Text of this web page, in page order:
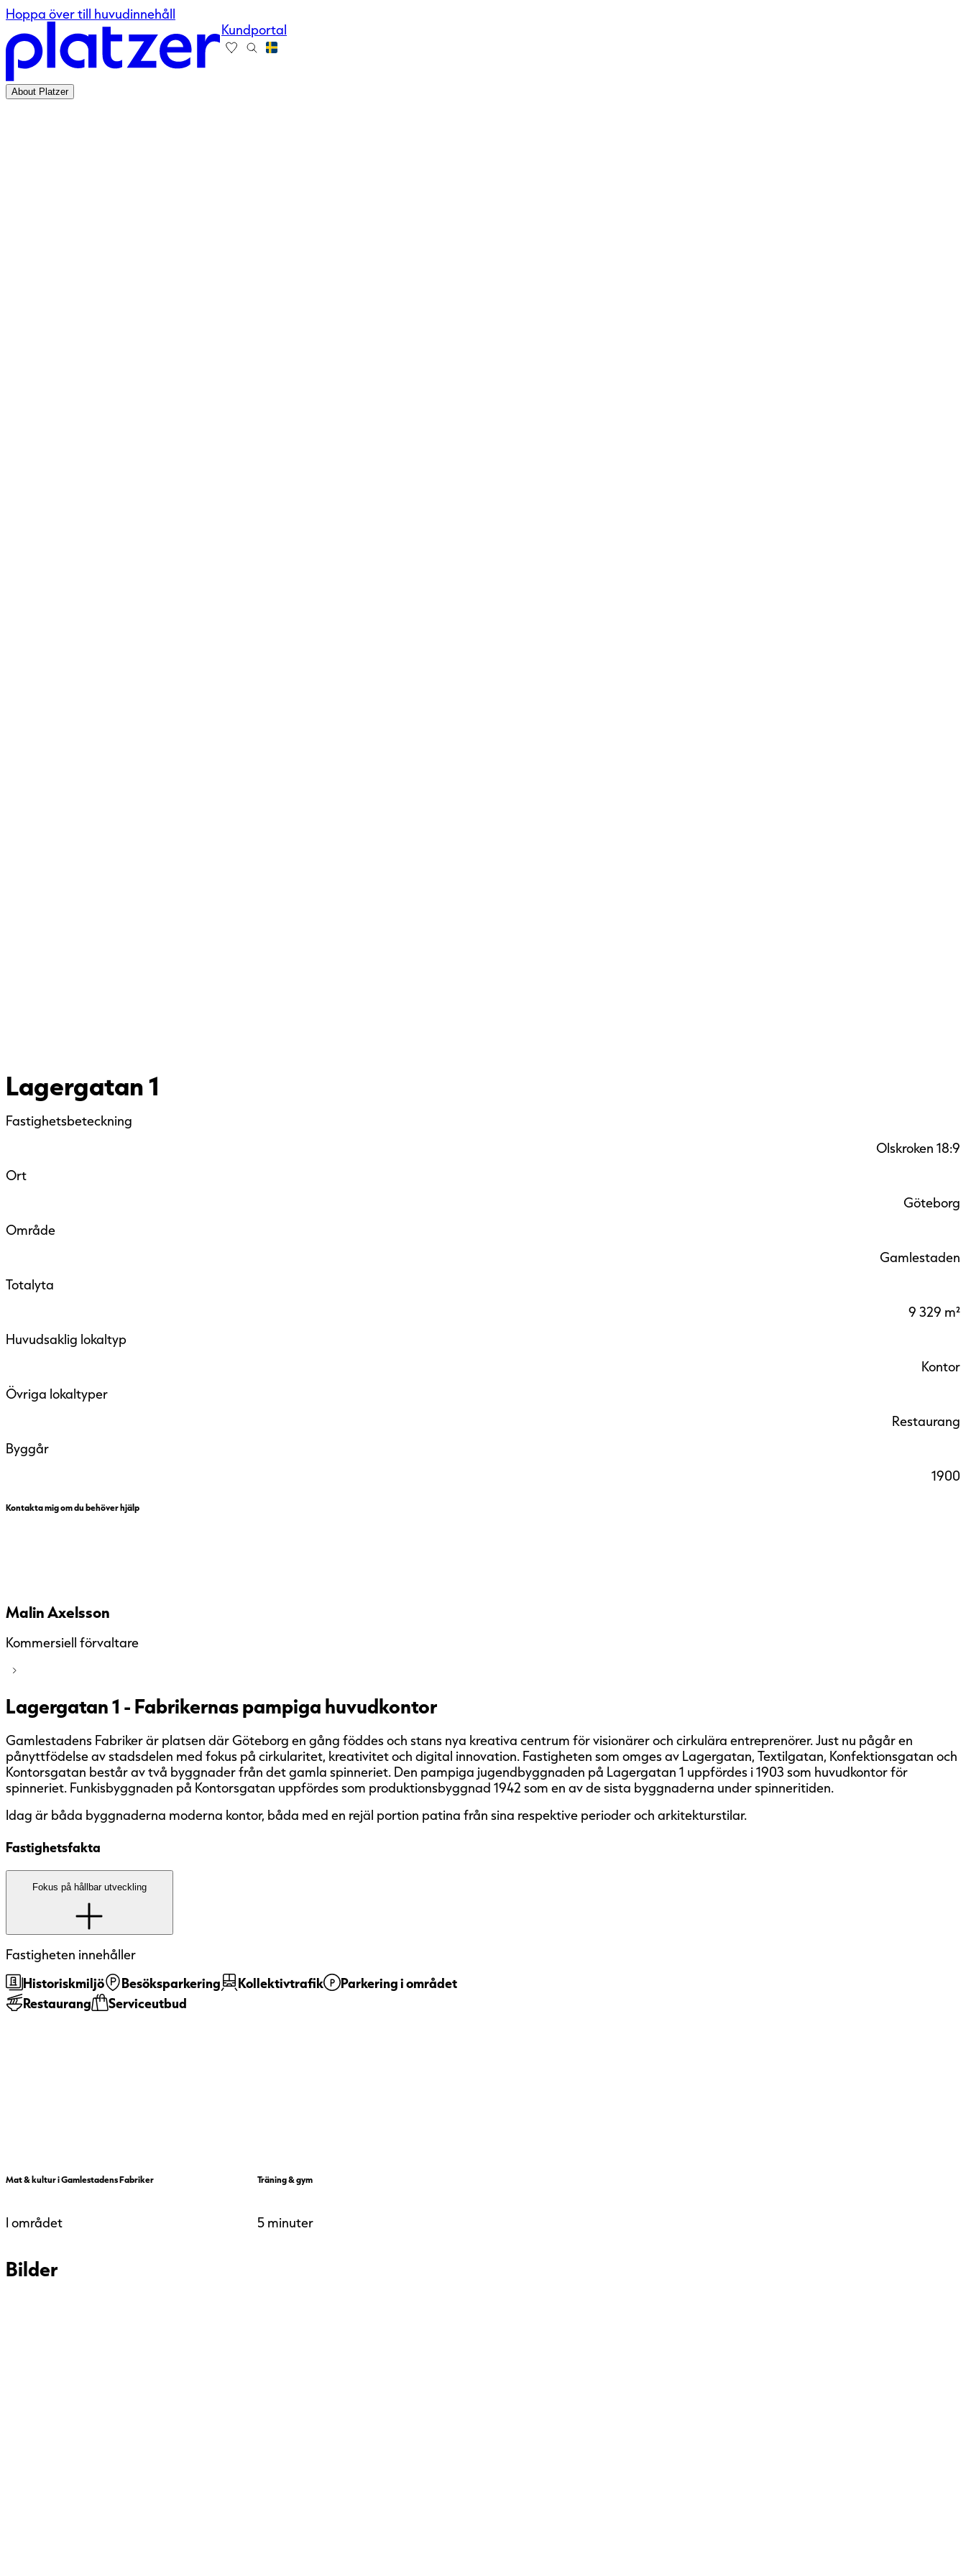
Hoppa över till huvudinnehåll
About Platzer
Kundportal
Lagergatan 1
Fastighetsbeteckning
Olskroken 18:9
Ort
Göteborg
Område
Gamlestaden
Totalyta
9 329 m²
Huvudsaklig lokaltyp
Kontor
Övriga lokaltyper
Restaurang
Byggår
1900
Kontakta mig om du behöver hjälp
Malin Axelsson
Kommersiell förvaltare
Lagergatan 1 - Fabrikernas pampiga huvudkontor
Gamlestadens Fabriker är platsen där Göteborg en gång föddes och stans nya kreativa centrum för visionärer och cirkulära entreprenörer. Just nu pågår en
pånyttfödelse av stadsdelen med fokus på cirkularitet, kreativitet och digital innovation. Fastigheten som omges av Lagergatan, Textilgatan, Konfektionsgatan och
Kontorsgatan består av två byggnader från det gamla spinneriet. Den pampiga jugendbyggnaden på Lagergatan 1 uppfördes i 1903 som huvudkontor för
spinneriet. Funkisbyggnaden på Kontorsgatan uppfördes som produktionsbyggnad 1942 som en av de sista byggnaderna under spinneritiden.
Idag är båda byggnaderna moderna kontor, båda med en rejäl portion patina från sina respektive perioder och arkitekturstilar.
Fastighetsfakta
Fokus på hållbar utveckling
miljöcertifieringssystemen.
miljöcertifierade.
Fastigheten innehåller
Historiskmiljö Besöksparkering Kollektivtrafik
Parkering i området
Restaurang
Serviceutbud
Mat & kultur i Gamlestadens Fabriker
I området
Träning & gym
5 minuter
Bilder